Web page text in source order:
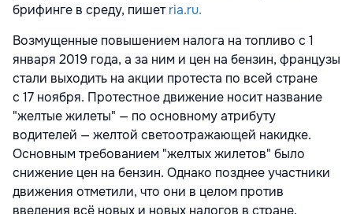
брифинге в среду, пишетria.ru.
Возмущенные повышением налога на топливо с 1
января 2019 года, а за ним и цен на бензин, французы
стали выходить на акции протеста по всей стране
с 17 ноября. Протестное движение носит название
"желтые жилеты" — по основному атрибуту
водителей — желтой светоотражающей накидке.
Основным требованием "желтых жилетов" было
снижение цен на бензин. Однако позднее участники
движения отметили, что они в целом против
введения всё новых и новых налогов в стране.